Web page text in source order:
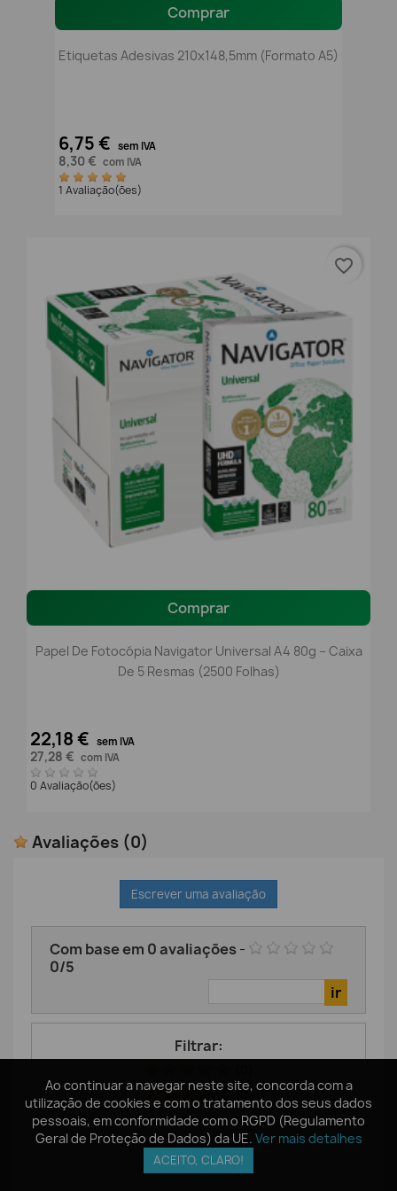
Ao continuar a navegar neste site, concorda com a
utilização de cookies e com o tratamento dos seus dados
pessoais, em conformidade com o RGPD (Regulamento
Geral de Proteção de Dados) da UE. Ver mais detalhes
ACEITO, CLARO!
Comprar
Etiquetas Adesivas 210x148,5mm (formato A5)
6,75 € sem IVA
8,30 € com IVA
1 Avaliação(ões)
Comprar
Papel De Fotocópia Navigator Universal A4 80g – Caixa
De 5 Resmas (2500 Folhas)
22,18 € sem IVA
27,28 € com IVA
0 Avaliação(ões)
favorite_border
Avaliações (0)
Escrever uma avaliação
Com base em 0avaliações-
0/5
Filtrar:
(0)
(0)
(0)
(0)
Ao continuar a navegar neste site, concorda com a
utilização de cookies e com o tratamento dos seus dados
pessoais, em conformidade com o RGPD (Regulamento
Geral de Proteção de Dados) da UE. Ver mais detalhes
ACEITO, CLARO!